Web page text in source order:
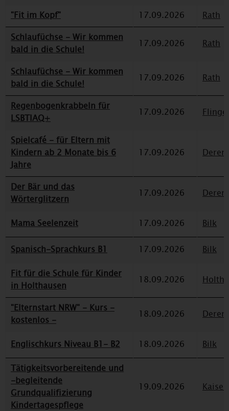
"Fit im Kopf" 17.09.2026
Rath
Schlaufüchse - Wir kommen
bald in die Schule!
17.09.2026 Rath
Schlaufüchse - Wir kommen
bald in die Schule!
17.09.2026 Rath
Regenbogenkrabbeln für
LSBTIAQ+
17.09.2026
Spielcafé - für Eltern mit
Kindern ab 2 Monate bis 6
Jahre
17.09.2026
Der Bär und das
Wörterglitzern
17.09.2026
Mama Seelenzeit 17.09.2026 Bilk
Spanisch-Sprachkurs B1 17.09.2026
Bilk
Fit für die Schule für Kinder
in Holthausen
18.09.2026
"Elternstart NRW" - Kurs -
kostenlos -
18.09.2026
Englischkurs Niveau B1- B2 18.09.2026
Bilk
Tätigkeitsvorbereitende und
-begleitende
Grundqualifizierung
Kindertagespflege
19.09.2026